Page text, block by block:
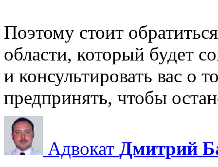
Поэтому стоит
области, который будет
и консультировать вас о
предпринять, чтобы
Адвокат Дмитрий